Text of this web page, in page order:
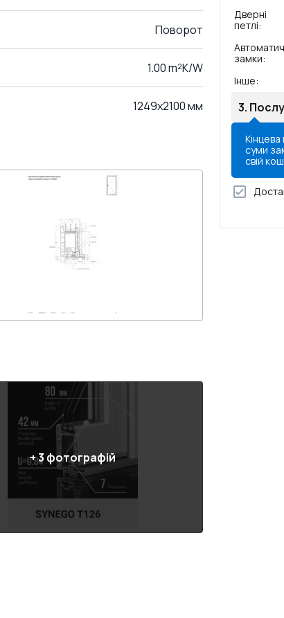
Поворот
1.00 m²K/W
1249x2100 мм
+3 фотографій
Дверні
петлі:
замки:
Інше:
3.
Кінцева
суми
свій